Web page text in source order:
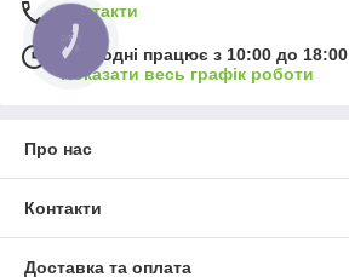
Контакти
Сьогодні працює з 10:00 до 18:00
Показати весь графік роботи
Про нас
Контакти
Доставка та оплата
КНОПКА
ЗВ'ЯЗКУ